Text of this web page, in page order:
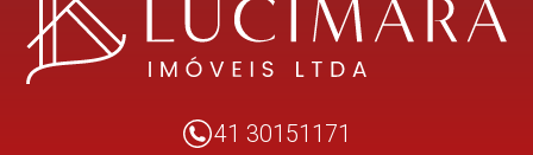
41 30151171